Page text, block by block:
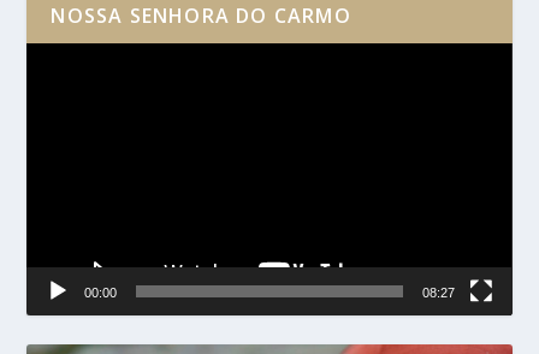
NOSSA SENHORA DO CARMO
00:00 08:27